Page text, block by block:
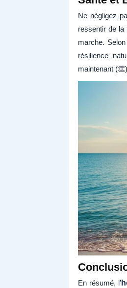
Ne négligez
ressentir de
marche.
résilience
maintenant
En résumé, l’